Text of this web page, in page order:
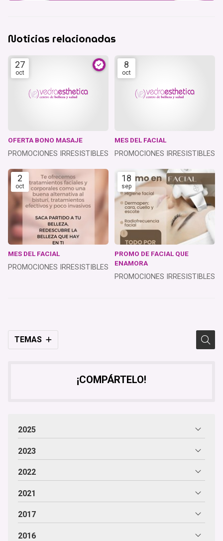
TEMAS
Noticias relacionadas
27
oct
OFERTA BONO MASAJE
PROMOCIONES IRRESISTIBLES
8
oct
MES DEL FACIAL
PROMOCIONES IRRESISTIBLES
2
oct
MES DEL FACIAL
PROMOCIONES IRRESISTIBLES
18
sep
PROMO DE FACIAL QUE
ENAMORA
PROMOCIONES IRRESISTIBLES
¡COMPÁRTELO!
2025
2023
2022
2021
2017
2016